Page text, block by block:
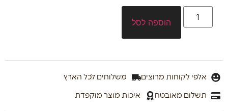
הוספה לסל
אלפי לקוחות מרוצים משלוחים לכל הארץ
תשלום מאובטח איכות מוצר מוקפדת